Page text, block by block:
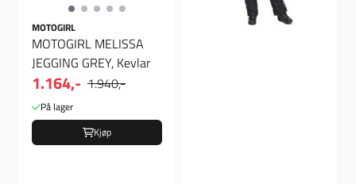
MOTOGIRL
MOTOGIRL MELISSA
JEGGING GREY, Kevlar
1.164,- 1.940,-
På lager
Kjøp